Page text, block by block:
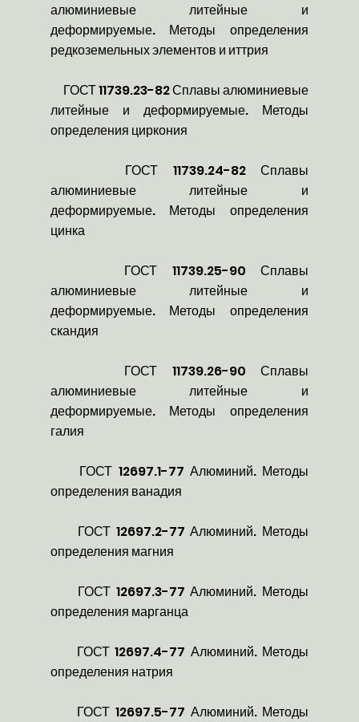
алюминиевые литейные и
деформируемые. Методы определения
редкоземельных элементов и иттрия
ГОСТ 11739.23-82 Сплавы алюминиевые
литейные и деформируемые. Методы
определения циркония
ГОСТ 11739.24-82 Сплавы
алюминиевые литейные и
деформируемые. Методы определения
цинка
ГОСТ 11739.25-90 Сплавы
алюминиевые литейные и
деформируемые. Методы определения
скандия
ГОСТ 11739.26-90 Сплавы
алюминиевые литейные и
деформируемые. Методы определения
галия
ГОСТ 12697.1-77 Алюминий. Методы
определения ванадия
ГОСТ 12697.2-77 Алюминий. Методы
определения магния
ГОСТ 12697.3-77 Алюминий. Методы
определения марганца
ГОСТ 12697.4-77 Алюминий. Методы
определения натрия
ГОСТ 12697.5-77 Алюминий. Методы